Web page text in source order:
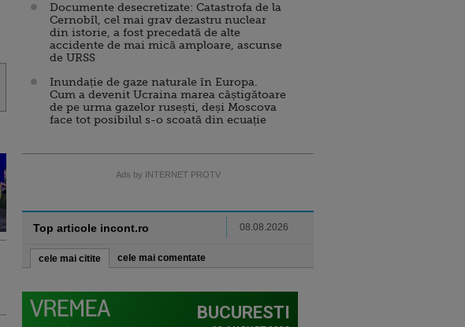
Documente desecretizate: Catastrofa de la
Cernobîl, cel mai grav dezastru nuclear
din istorie, a fost precedată de alte
accidente de mai mică amploare, ascunse
de URSS
Inundație de gaze naturale în Europa.
Cum a devenit Ucraina marea câștigătoare
de pe urma gazelor rusești, deși Moscova
face tot posibilul s-o scoată din ecuație
Ads by INTERNET PROTV
Top articole incont.ro 08.08.2026
cele mai citite cele mai comentate